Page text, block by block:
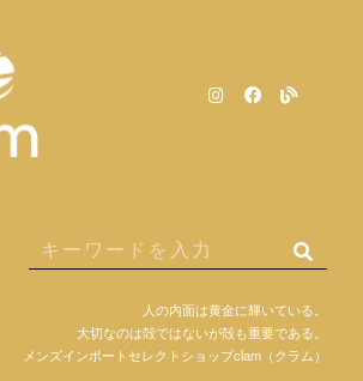
人の内面は黄金に輝いている。
大切なのは殻ではないが殻も重要である。
メンズインポートセレクトショップclam（クラム）